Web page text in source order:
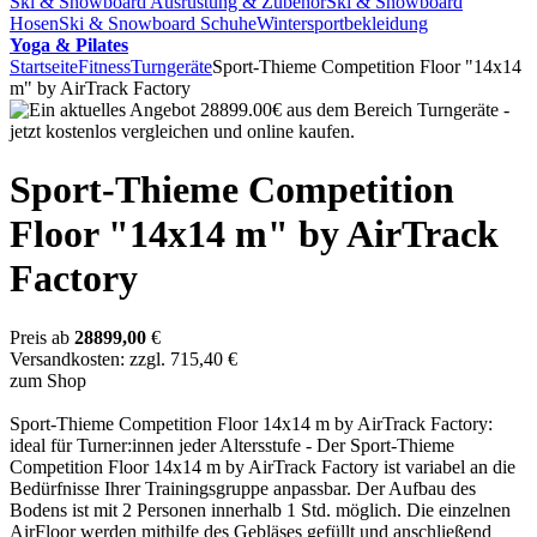
HosenSki & Snowboard SchuheWintersportbekleidung
Yoga & Pilates
StartseiteFitnessTurngeräteSport-Thieme Competition Floor "14x14
m" by AirTrack Factory
Sport-Thieme Competition
Floor "14x14 m" by AirTrack
Factory
Preis ab 28899,00 €
Versandkosten: zzgl. 715,40 €
zum Shop
Sport-Thieme Competition Floor 14x14 m by AirTrack Factory:
ideal für Turner:innen jeder Altersstufe - Der Sport-Thieme
Competition Floor 14x14 m by AirTrack Factory ist variabel an die
Bedürfnisse Ihrer Trainingsgruppe anpassbar. Der Aufbau des
Bodens ist mit 2 Personen innerhalb 1 Std. möglich. Die einzelnen
AirFloor werden mithilfe des Gebläses gefüllt und anschließend